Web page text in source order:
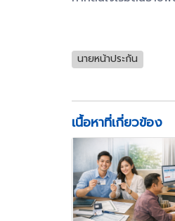
นายหน้าประกัน
เนื้อหาที่เกี่ยวข้อง